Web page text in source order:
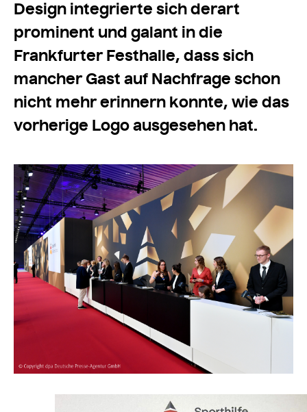
Design integrierte sich derart
prominent und galant in die
Frankfurter Festhalle, dass sich
mancher Gast auf Nachfrage schon
nicht mehr erinnern konnte, wie das
vorherige Logo ausgesehen hat.